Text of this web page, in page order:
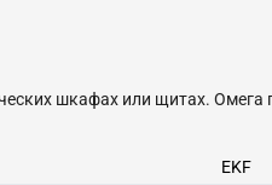
шкафах или щитах.
EKF